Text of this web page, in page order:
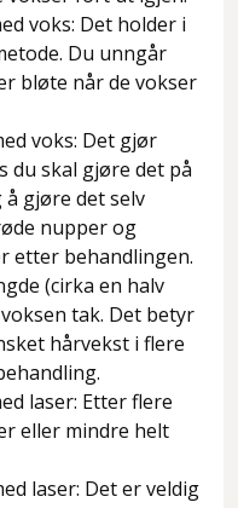
voks: Det holder i
Du unngår
bløte når de vokser
voks: Det gjør
du skal gjøre det på
gjøre det selv
nupper og
etter behandlingen.
(cirka en halv
tak. Det betyr
hårvekst i flere
laser: Etter flere
eller mindre helt
laser: Det er veldig